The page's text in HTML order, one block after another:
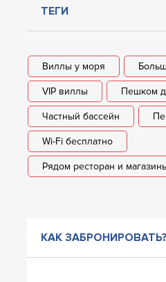
ТЕГИ
Виллы у моря
VIP виллы Пешком
Частный бассейн
Wi-Fi бесплатно
Рядом ресторан и
КАК ЗАБРОНИРОВАТЬ?